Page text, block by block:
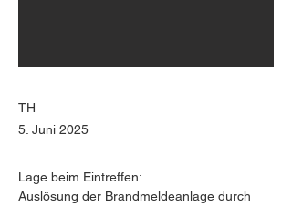
TH
5. Juni 2025
Lage beim Eintreffen:
Auslösung der Brandmeldeanlage durch